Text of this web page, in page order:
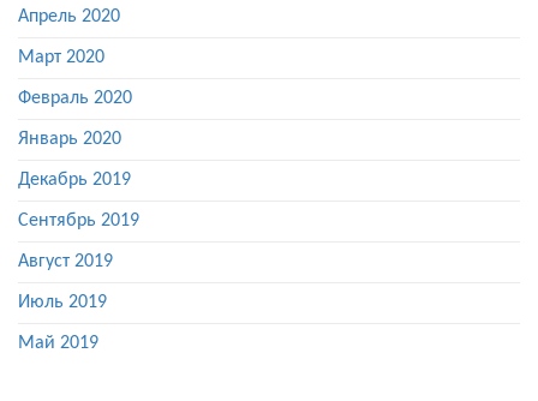
Апрель 2020
Март 2020
Февраль 2020
Январь 2020
Декабрь 2019
Сентябрь 2019
Август 2019
Июль 2019
Май 2019